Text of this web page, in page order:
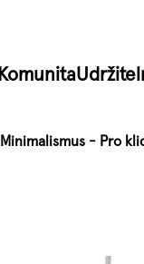
Minimalismus - Pro